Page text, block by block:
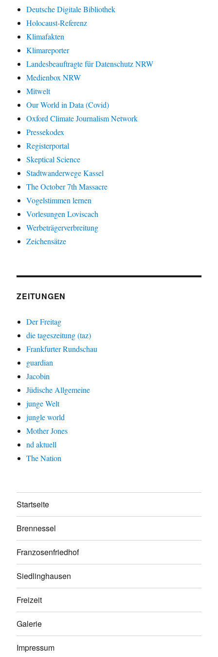
Deutsche Digitale Bibliothek
Holocaust-Referenz
Klimafakten
Klimareporter
Landesbeauftragte für Datenschutz NRW
Medienbox NRW
Mitwelt
Our World in Data (Covid)
Oxford Climate Journalism Network
Pressekodex
Registerportal
Skeptical Science
Stadtwanderwege Kassel
The October 7th Massacre
Vogelstimmen lernen
Vorlesungen Loviscach
Werbeträgerverbreitung
Zeichensätze
ZEITUNGEN
Der Freitag
die tageszeitung (taz)
Frankfurter Rundschau
guardian
Jacobin
Jüdische Allgemeine
junge Welt
jungle world
Mother Jones
nd aktuell
The Nation
Startseite
Brennessel
Franzosenfriedhof
Siedlinghausen
Freizeit
Galerie
Impressum